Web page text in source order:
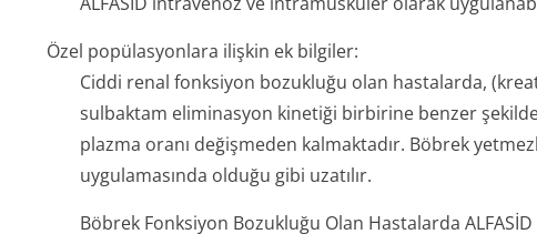
Özel popülasyonlara ilişkin ek bilgiler:
Ciddi renal fonksiyon bozukluğu olan hastalarda,
sulbaktam eliminasyon kinetiği birbirine benzer
plazma oranı değişmeden kalmaktadır. Böbrek
uygulamasında olduğu gibi uzatılır.
Böbrek Fonksiyon Bozukluğu Olan Hastalarda